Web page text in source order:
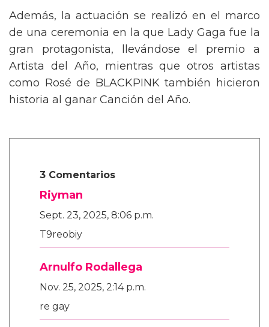
Además, la actuación se realizó en el marco
de una ceremonia en la que Lady Gaga fue la
gran protagonista, llevándose el premio a
Artista del Año, mientras que otros artistas
como Rosé de BLACKPINK también hicieron
historia al ganar Canción del Año.
3 Comentarios
Riyman
Sept. 23, 2025, 8:06 p.m.
T9reobiy
Arnulfo Rodallega
Nov. 25, 2025, 2:14 p.m.
re gay